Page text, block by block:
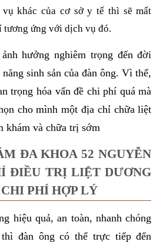
khác của cơ sở y tế thì sẽ mất
tương ứng với dịch vụ đó.
hưởng nghiêm trọng đến đời
sinh sản của đàn ông. Vì thế,
trọng hóa vấn đề chi phí quá mà
cho mình một địa chỉ chữa liệt
khám và chữa trị sớm
ĐA KHOA 52 NGUYỄN
ĐIỀU TRỊ LIỆT DƯƠNG
PHÍ HỢP LÝ
hiệu quả, an toàn, nhanh chóng
đàn ông có thể trực tiếp đến